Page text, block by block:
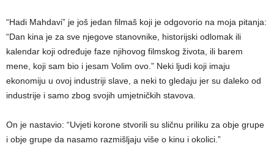
“Hadi Mahdavi” je još jedan filmaš koji je odgovorio na moja pitanja:
“Dan kina je za sve njegove stanovnike, historijski odlomak ili
kalendar koji određuje faze njihovog filmskog života, ili barem
mene, koji sam bio i jesam Volim ovo.” Neki ljudi koji imaju
ekonomiju u ovoj industriji slave, a neki to gledaju jer su daleko od
industrije i samo zbog svojih umjetničkih stavova.
On je nastavio: “Uvjeti korone stvorili su sličnu priliku za obje grupe
i obje grupe da nasamo razmišljaju više o kinu i okolici.”